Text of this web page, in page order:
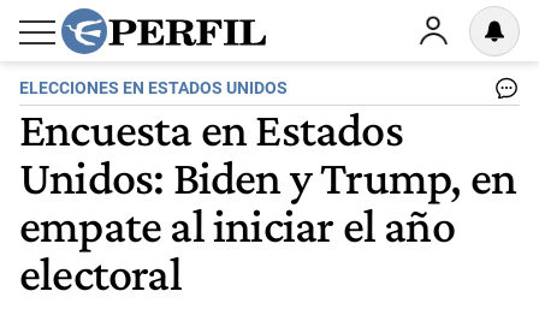
ELECCIONES EN ESTADOS UNIDOS
Encuesta en Estados
Unidos: Biden y Trump, en
empate al iniciar el año
electoral